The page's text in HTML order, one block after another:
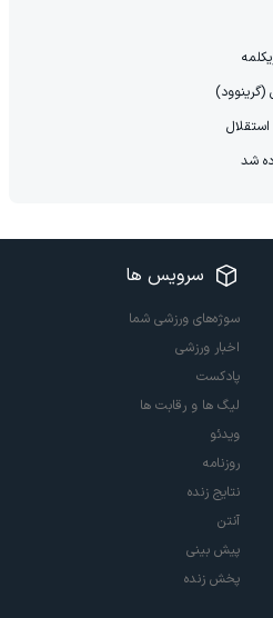
شد
سرویس ها
سوژه‌های ورزشی شما
اخبار ورزشی
پادکست
لیگ ها و رقابت ها
ویدئو
روزنامه
نتایج زنده
آنتن
پیش بینی
پخش زنده